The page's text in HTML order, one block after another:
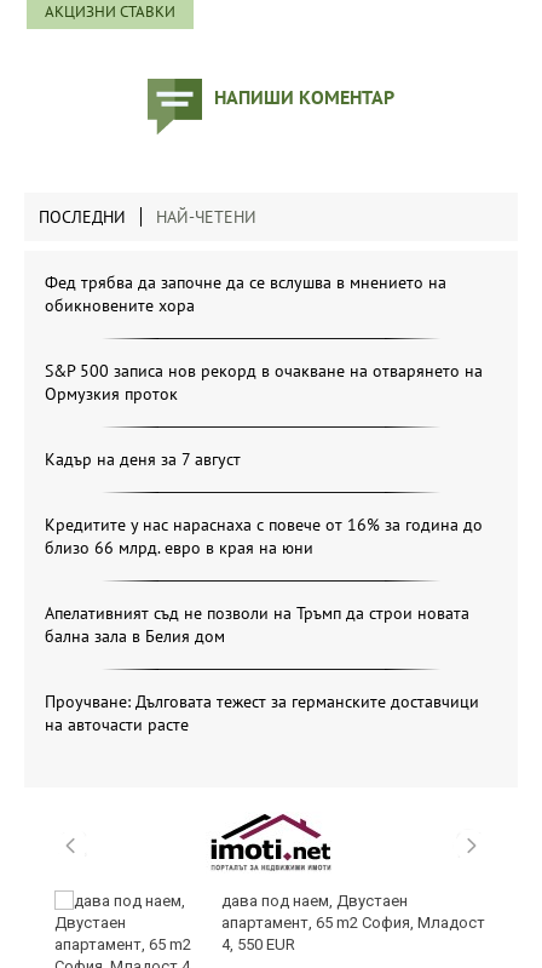
АКЦИЗНИ СТАВКИ
НАПИШИ КОМЕНТАР
ПОСЛЕДНИ НАЙ-ЧЕТЕНИ
Фед трябва да започне да се вслушва в мнението на
обикновените хора
S&P 500 записа нов рекорд в очакване на отварянето на
Ормузкия проток
Кадър на деня за 7 август
Кредитите у нас нараснаха с повече от 16% за година до
близо 66 млрд. евро в края на юни
Апелативният съд не позволи на Тръмп да строи новата
бална зала в Белия дом
Проучване: Дълговата тежест за германските доставчици
на авточасти расте
дава под наем, Двустаен
апартамент, 65 m2 София, Младост
4, 550 EUR